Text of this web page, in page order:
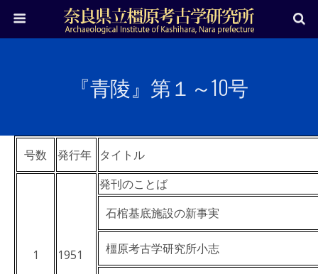
『青陵』第１～10号
号数 発行年 タイトル
1 1951
発刊のことば
石棺基底施設の新事実
橿原考古学研究所小志